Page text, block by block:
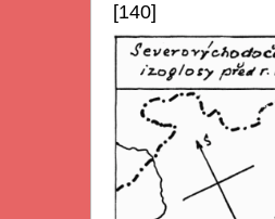
[140]